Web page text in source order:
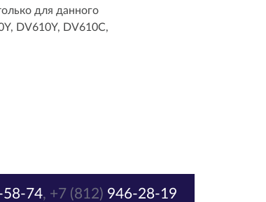
для данного
DV610Y, DV610C,
58-74, +7 (812) 946-28-19